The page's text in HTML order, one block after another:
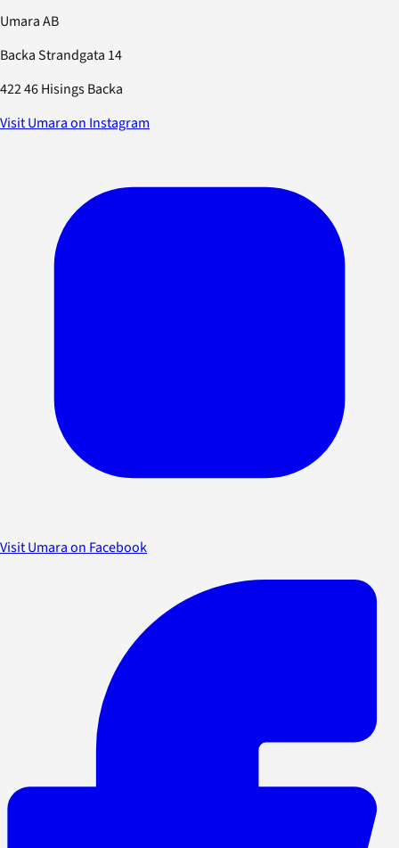
Umara AB
Backa Strandgata 14
422 46 Hisings Backa
Visit Umara on Instagram
Visit Umara on Facebook